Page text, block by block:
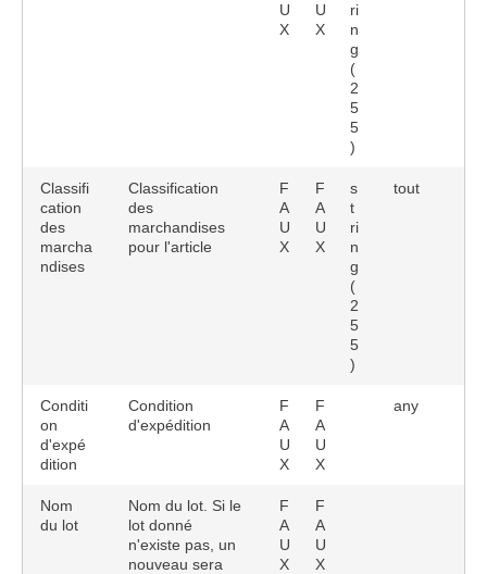
U
X
U
X
ri
n
g
(
2
5
5
)
Classifi
cation
des
marcha
ndises
Classification
des
marchandises
pour l'article
F
A
U
X
F
A
U
X
s
t
ri
n
g
(
2
5
5
)
tout
Conditi
on
d'expé
dition
Condition
d'expédition
F
A
U
X
F
A
U
X
any
Nom
du lot
Nom du lot. Si le
lot donné
n'existe pas, un
nouveau sera
F
A
U
X
F
A
U
X